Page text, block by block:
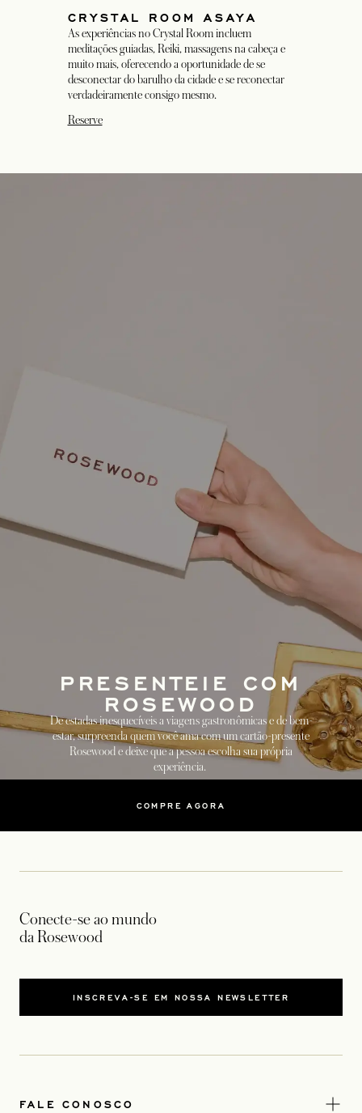
CRYSTAL ROOM ASAYA
As experiências no Crystal Room incluem
meditações guiadas, Reiki, massagens na cabeça e
muito mais, oferecendo a oportunidade de se
desconectar do barulho da cidade e se reconectar
verdadeiramente consigo mesmo.
Reserveopens in a new tab
COMPRE AGORA
PRESENTEIE COM
ROSEWOOD
De estadas inesquecíveis a viagens gastronômicas e de bem-
estar, surpreenda quem você ama com um cartão-presente
Rosewood e deixe que a pessoa escolha sua própria
experiência.
Conecte-se ao mundo
da Rosewood
INSCREVA-SE EM NOSSA NEWSLETTER
FALE CONOSCO